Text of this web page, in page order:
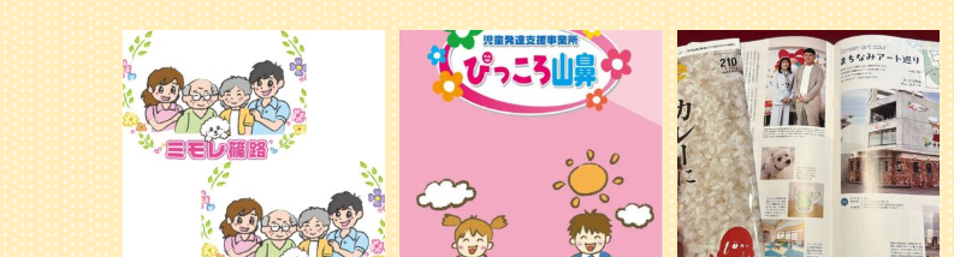
利用者様やご家族の皆さまに、親しみや
温かさが伝わるようなデザインを目指
し、ミモレのイラストを新しく作
20 0
＼ 2026年6月1日 OPEN ／
...
25 0
本日発売のオトンvol.210号に掲載されま
した！...
28 1